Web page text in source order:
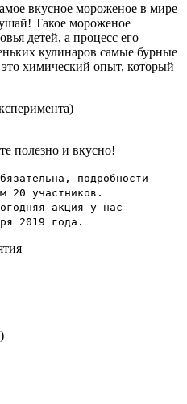
вкусное мороженое в мире
Такое мороженое
детей, а процесс его
кулинаров самые бурные
химический опыт, который
полезно и вкусно!
подробности
20 участников.
акция у нас
2019 года.